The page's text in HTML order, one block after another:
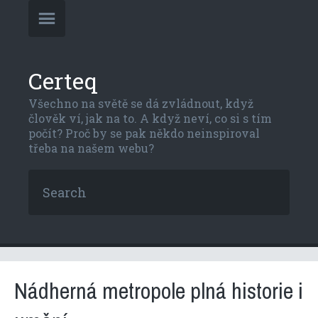
Certeq
Všechno na světě se dá zvládnout, když
člověk ví, jak na to. A když neví, co si s tím
počít? Proč by se pak někdo neinspiroval
třeba na našem webu?
Nádherná metropole plná historie i